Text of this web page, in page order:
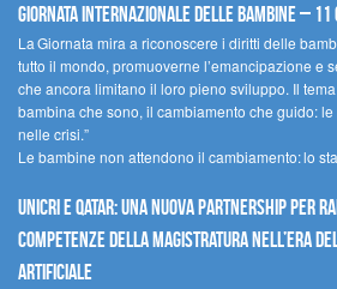
Giornata internazionale delle bambine –
La Giornata mira a riconoscere i diritti delle
tutto il mondo, promuoverne l’emancipazione e
che ancora limitano il loro pieno sviluppo. Il
bambina che sono, il cambiamento che guido:
nelle crisi.”
Le bambine non attendono il cambiamento: lo
UNICRI e Qatar: una nuova partnership per
competenze della magistratura nell’era
artificiale